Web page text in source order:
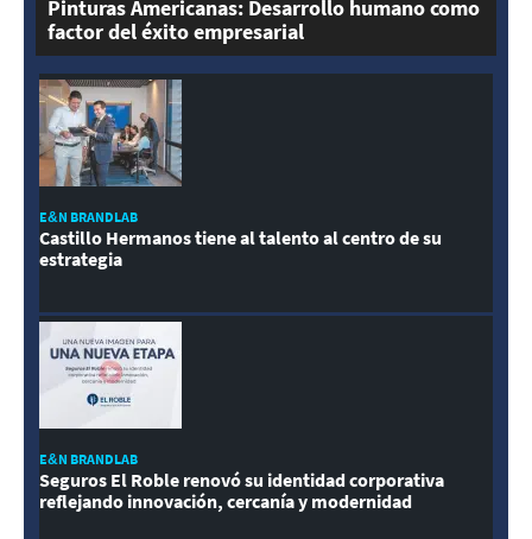
Pinturas Americanas: Desarrollo humano como
factor del éxito empresarial
E&N BRANDLAB
Castillo Hermanos tiene al talento al centro de su
estrategia
E&N BRANDLAB
Seguros El Roble renovó su identidad corporativa
reflejando innovación, cercanía y modernidad